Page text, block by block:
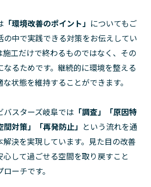
「環境改善のポイント」 についてもご
の中で実践できる対策をお伝えしてい
施工だけで終わるものではなく、その
るためです。継続的に環境を整える
状態を維持することができます。
バスターズ岐阜では 「調査」「原因特
対策」「再発防止」 という流れを通
解決を実現しています。見た目の改善
心して過ごせる空間を取り戻すこと
ーチです。